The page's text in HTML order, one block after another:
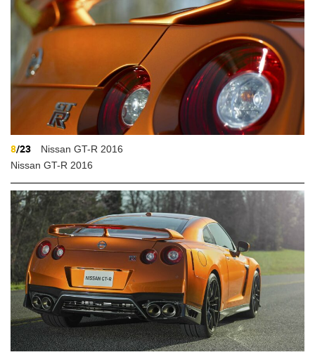
8/23
Nissan GT-R 2016
Nissan GT-R 2016